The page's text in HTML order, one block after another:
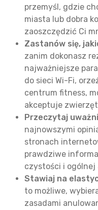
przemyśl, gdzie
miasta lub dobra
zaoszczędzić Ci
Zastanów się,
zanim dokonasz
najważniejsze
do sieci Wi-Fi,
centrum fitness,
akceptuje
Przeczytaj
najnowszymi
stronach
prawdziwe
czystości i
Stawiaj na
to możliwe,
zasadami